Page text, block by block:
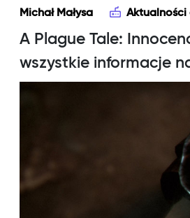
Michał Małysa Aktualności
A Plague Tale:
wszystkie informacje